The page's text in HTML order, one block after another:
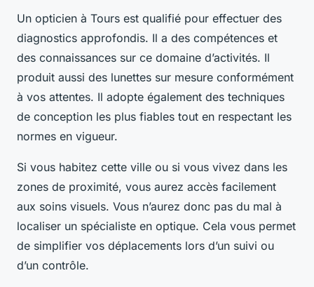
Un opticien à Tours est qualifié pour effectuer des
diagnostics approfondis. Il a des compétences et
des connaissances sur ce domaine d’activités. Il
produit aussi des lunettes sur mesure conformément
à vos attentes. Il adopte également des techniques
de conception les plus fiables tout en respectant les
normes en vigueur.
Si vous habitez cette ville ou si vous vivez dans les
zones de proximité, vous aurez accès facilement
aux soins visuels. Vous n’aurez donc pas du mal à
localiser un spécialiste en optique. Cela vous permet
de simplifier vos déplacements lors d’un suivi ou
d’un contrôle.